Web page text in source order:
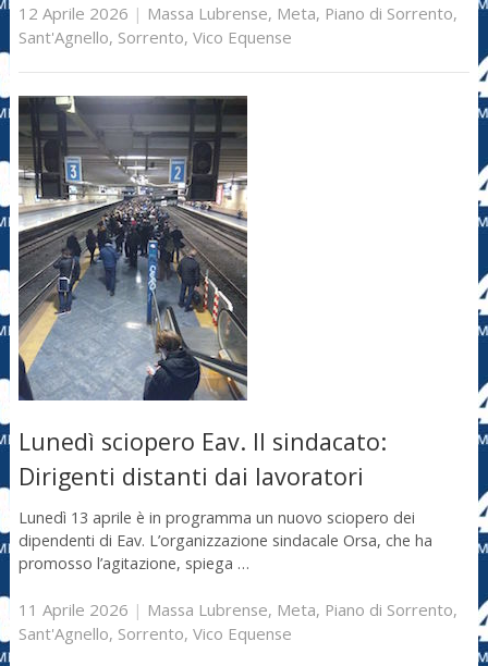
12 Aprile 2026 | Massa Lubrense, Meta, Piano di Sorrento,
Sant'Agnello, Sorrento, Vico Equense
Lunedì sciopero Eav. Il sindacato:
Dirigenti distanti dai lavoratori
Lunedì 13 aprile è in programma un nuovo sciopero dei
dipendenti di Eav. L’organizzazione sindacale Orsa, che ha
promosso l’agitazione, spiega …
11 Aprile 2026 | Massa Lubrense, Meta, Piano di Sorrento,
Sant'Agnello, Sorrento, Vico Equense